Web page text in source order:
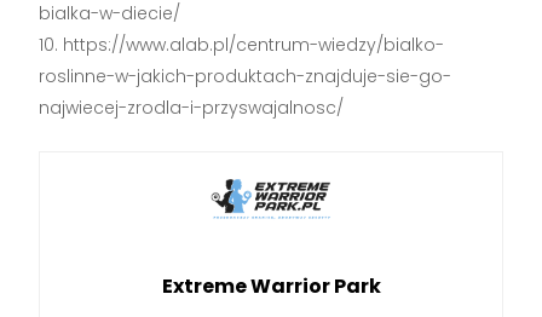
bialka-w-diecie/
https://www.alab.pl/centrum-wiedzy/bialko-
roslinne-w-jakich-produktach-znajduje-sie-go-
najwiecej-zrodla-i-przyswajalnosc/
Extreme Warrior Park